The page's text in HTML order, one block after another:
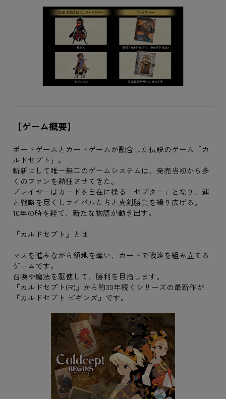
【ゲーム概要】
ボードゲームとカードゲームが融合した伝説のゲーム「カ
ルドセプト」。
斬新にして唯一無二のゲームシステムは、発売当初から多
くのファンを熱狂させてきた。
プレイヤーはカードを自在に操る「セプター」となり、運
と戦略を尽くしライバルたちと真剣勝負を繰り広げる。
10年の時を経て、新たな物語が動き出す。
『カルドセプト』とは
マスを進みながら領地を奪い、カードで戦略を組み立てる
ゲームです。
召喚や魔法を駆使して、勝利を目指します。
『カルドセプト(R)』から約30年続くシリーズの最新作が
『カルドセプト ビギンズ』です。